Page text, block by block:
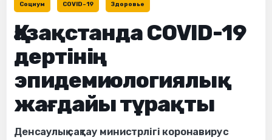
Социум COVID-19 Здоровье
Қазақстанда COVID-19
дертінің
эпидемиологиялық
жағдайы тұрақты
Денсаулық сақтау министрлігі коронавирус